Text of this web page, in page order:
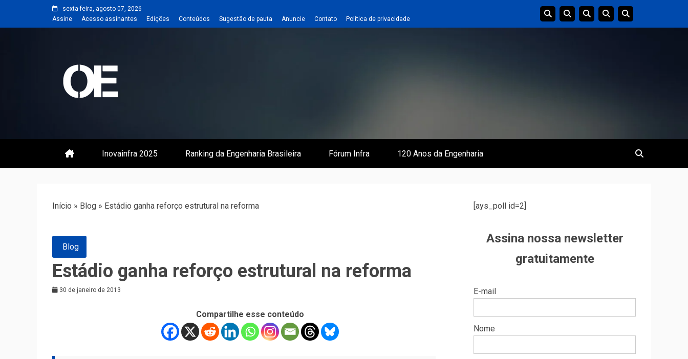
sexta-feira, agosto 07, 2026
Assine
Acesso assinantes Edições Conteúdos Sugestão de pauta Anuncie Contato Política de privacidade
Revista | O Empreiteiro
Inovainfra 2025 Ranking da Engenharia Brasileira Fórum Infra 120 Anos da Engenharia
Início » Blog » Estádio ganha reforço estrutural na reforma
Blog
Estádio ganha reforço estrutural na reforma
30 de janeiro de 2013
Compartilhe esse conteúdo
[ays_poll id=2]
Assina nossa newsletter
gratuitamente
E-mail
Nome